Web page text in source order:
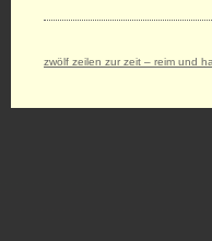
zwölf zeilen zur zeit – reim und